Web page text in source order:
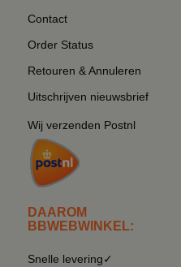
Contact
Order Status
Retouren & Annuleren
Uitschrijven nieuwsbrief
Wij verzenden Postnl
DAAROM
BBWEBWINKEL:
Snelle levering✓